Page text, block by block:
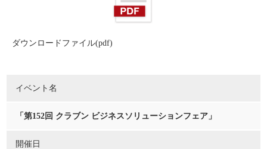
ダウンロードファイル(pdf)
イベント名
「第152回 クラブン ビジネスソリューションフェア」
開催日